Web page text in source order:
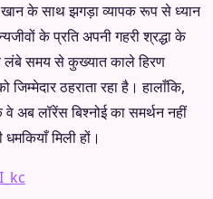
के साथ झगड़ा व्यापक रूप से ध्यान
के प्रति अपनी गहरी श्रद्धा के
लंबे समय से कुख्यात काले हिरण
ठहराता रहा है। हालाँकि,
अब लॉरेंस बिश्नोई का समर्थन नहीं
मिली हों।